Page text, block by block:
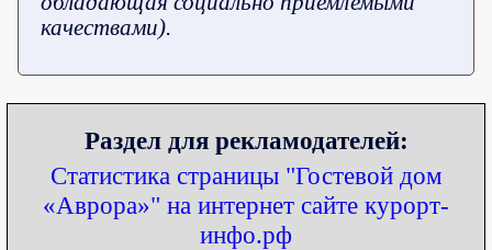
качествами).
Раздел для рекламодателей:
Статистика страницы "Гостевой дом
«Аврора»" на интернет сайте курорт-
инфо.рф